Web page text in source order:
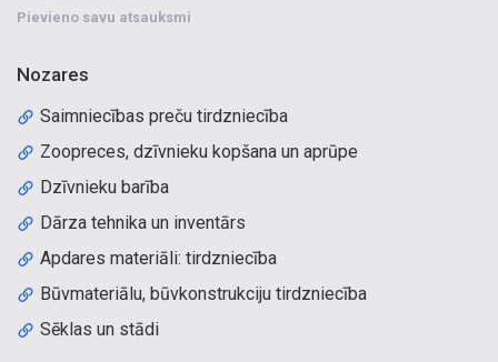
Pievieno savu atsauksmi
Nozares
Saimniecības preču tirdzniecība
Zoopreces, dzīvnieku kopšana un aprūpe
Dzīvnieku barība
Dārza tehnika un inventārs
Apdares materiāli: tirdzniecība
Būvmateriālu, būvkonstrukciju tirdzniecība
Sēklas un stādi